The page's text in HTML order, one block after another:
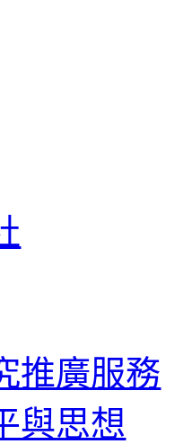
推廣服務
與思想